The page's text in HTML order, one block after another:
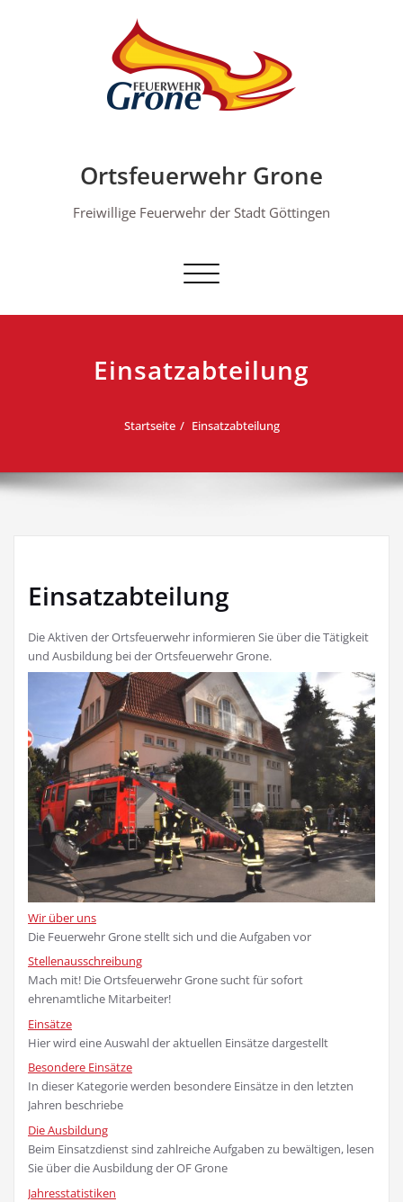
Ortsfeuerwehr Grone
Freiwillige Feuerwehr der Stadt Göttingen
Schalte Navigation
Einsatzabteilung
Startseite Einsatzabteilung
Einsatzabteilung
Die Aktiven der Ortsfeuerwehr informieren Sie über die Tätigkeit
und Ausbildung bei der Ortsfeuerwehr Grone.
Wir über uns
Die Feuerwehr Grone stellt sich und die Aufgaben vor
Stellenausschreibung
Mach mit! Die Ortsfeuerwehr Grone sucht für sofort
ehrenamtliche Mitarbeiter!
Einsätze
Hier wird eine Auswahl der aktuellen Einsätze dargestellt
Besondere Einsätze
In dieser Kategorie werden besondere Einsätze in den letzten
Jahren beschriebe
Die Ausbildung
Beim Einsatzdienst sind zahlreiche Aufgaben zu bewältigen, lesen
Sie über die Ausbildung der OF Grone
Jahresstatistiken